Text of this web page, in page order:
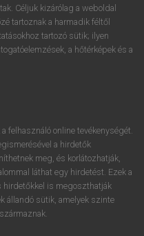
Céljuk kizárólag a weboldal
tartoznak a harmadik féltől
tartozó sütik; ilyen
a hőtérképek és a
felhasználó online tevékenységét.
a hirdetők
meg, és korlátozhatják,
láthat egy hirdetést. Ezek a
hirdetőkkel is megoszthatják
állandó sütik, amelyek szinte